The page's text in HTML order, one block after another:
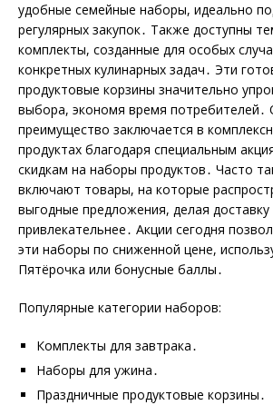
удобные семейные наборы, идеально
регулярных закупок․ Также доступны
комплекты, созданные для особых
конкретных кулинарных задач․ Эти
продуктовые корзины значительно
выбора, экономя время потребителей․
преимущество заключается в
продуктах благодаря специальным
скидкам на наборы продуктов․ Часто
включают товары, на которые
выгодные предложения, делая
привлекательнее․ Акции сегодня
эти наборы по сниженной цене,
Пятёрочка или бонусные баллы․
Популярные категории наборов:
Комплекты для завтрака․
Наборы для ужина․
Праздничные продуктовые корзины․